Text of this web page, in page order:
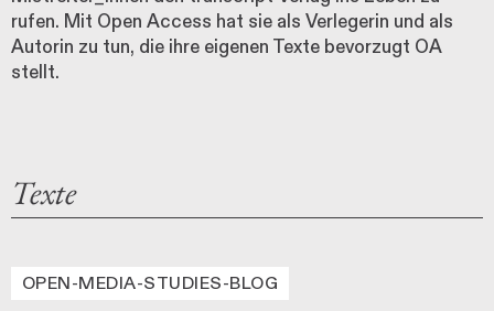
rufen. Mit Open Access hat sie als Verlegerin und als
Autorin zu tun, die ihre eigenen Texte bevorzugt OA
stellt.
Texte
OPEN-MEDIA-STUDIES-BLOG